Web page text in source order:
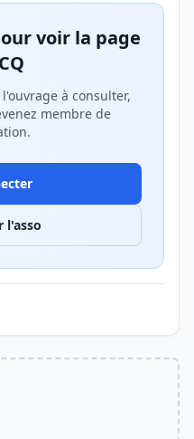
voir la page
à consulter,
membre de
l'asso